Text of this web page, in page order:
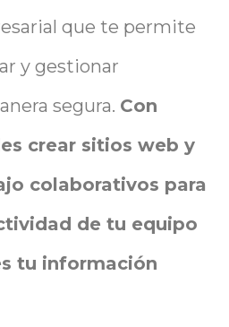
que te permite
y gestionar
segura. Con
crear sitios web y
colaborativos para
de tu equipo
tu información